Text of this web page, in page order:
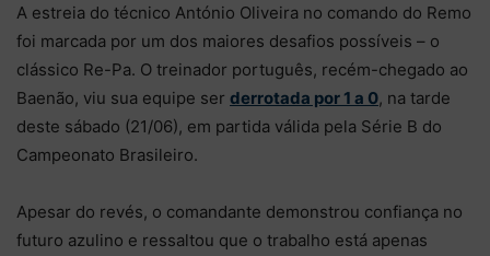
A estreia do técnico António Oliveira no comando do Remo
foi marcada por um dos maiores desafios possíveis – o
clássico Re-Pa. O treinador português, recém-chegado ao
Baenão, viu sua equipe ser derrotada por 1 a 0, na tarde
deste sábado (21/06), em partida válida pela Série B do
Campeonato Brasileiro.
Apesar do revés, o comandante demonstrou confiança no
futuro azulino e ressaltou que o trabalho está apenas